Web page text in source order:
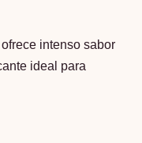
intenso sabor
ideal para